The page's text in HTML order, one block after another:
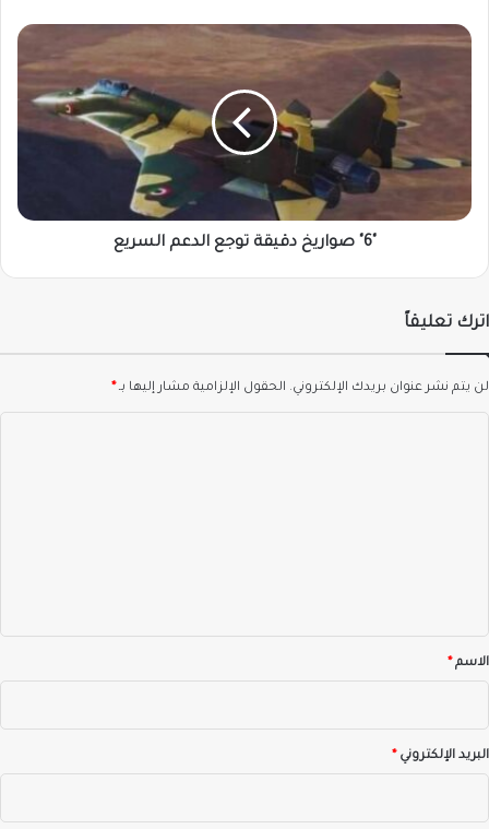
"6"
توجع
"6" صواريخ دقيقة توجع الدعم السريع
اترك تعليقاً
لن يتم نشر عنوان بريدك الإلكتروني. الحقول الإلزامية مشار إليها بـ*
*الاسم*
البريد الإلكتروني*